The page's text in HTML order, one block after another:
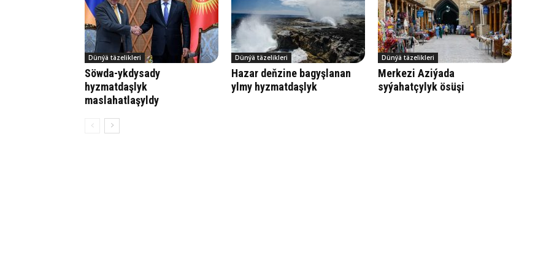
Dünýä täzelikleri
Söwda-ykdysady
hyzmatdaşlyk
maslahatlaşyldy
Dünýä täzelikleri
Hazar deňzine bagyşlanan
ylmy hyzmatdaşlyk
Dünýä täzelikleri
Merkezi Aziýada
syýahatçylyk ösüşi